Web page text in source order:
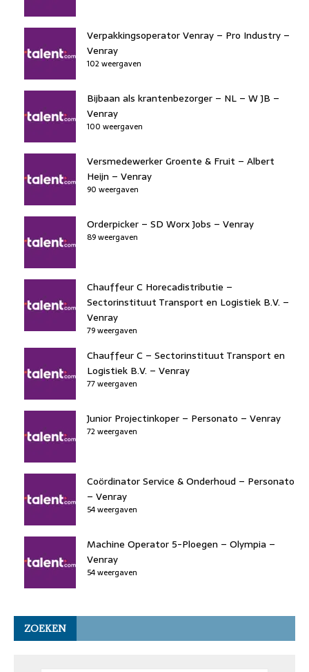
o
k
Verpakkingsoperator Venray – Pro Industry –
Venray
102 weergaven
Bijbaan als krantenbezorger – NL – W JB –
Venray
100 weergaven
Versmedewerker Groente & Fruit – Albert
Heijn – Venray
90 weergaven
Orderpicker – SD Worx Jobs – Venray
89 weergaven
Chauffeur C Horecadistributie –
Sectorinstituut Transport en Logistiek B.V. –
Venray
79 weergaven
Chauffeur C – Sectorinstituut Transport en
Logistiek B.V. – Venray
77 weergaven
Junior Projectinkoper – Personato – Venray
72 weergaven
Coördinator Service & Onderhoud – Personato
– Venray
54 weergaven
Machine Operator 5-Ploegen – Olympia –
Venray
54 weergaven
ZOEKEN